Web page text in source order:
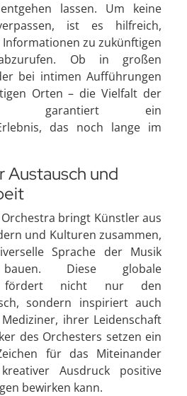
lassen. Um keine
ist es hilfreich,
zu zukünftigen
Ob in großen
bei intimen Aufführungen
Orten – die Vielfalt der
garantiert ein
das noch lange im
Austausch und
bringt Künstler aus
und Kulturen zusammen,
Sprache der Musik
Diese globale
fördert nicht nur den
sondern inspiriert auch
ihrer Leidenschaft
des Orchesters setzen ein
für das Miteinander
Ausdruck positive
bewirken kann.